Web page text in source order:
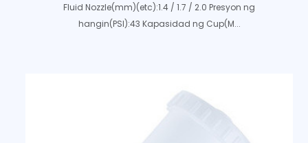
Fluid Nozzle(mm)(etc):1.4 / 1.7 / 2.0 Presyon ng
hangin(PSI):43 Kapasidad ng Cup(M...